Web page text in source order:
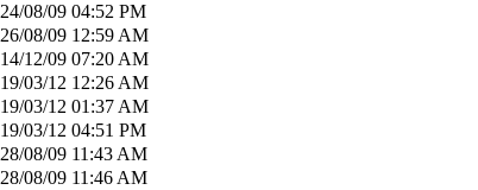
24/08/09 04:52 PM
26/08/09 12:59 AM
14/12/09 07:20 AM
19/03/12 12:26 AM
19/03/12 01:37 AM
19/03/12 04:51 PM
28/08/09 11:43 AM
28/08/09 11:46 AM